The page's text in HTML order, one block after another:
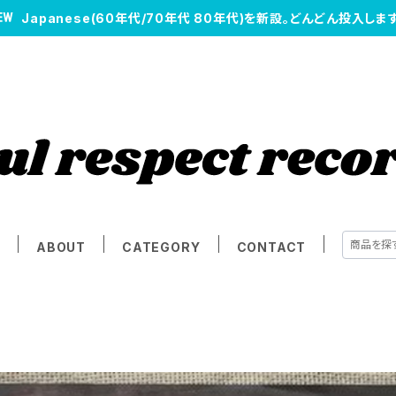
Japanese(60年代/70年代 80年代)を新設。どんどん投入します
ABOUT CATEGORY CONTACT